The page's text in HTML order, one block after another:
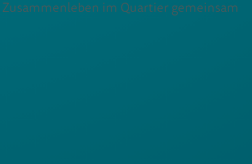
im Quartier gemeinsam